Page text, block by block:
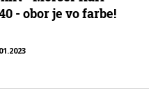
- obor je vo farbe!